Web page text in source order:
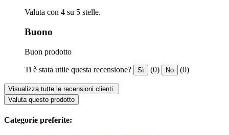
Valuta con 4 su 5 stelle.
Buono
Buon prodotto
Ti è stata utile questa recensione? Sì (0) No (0)
Visualizza tutte le recensioni clienti.
Valuta questo prodotto
Categorie preferite: